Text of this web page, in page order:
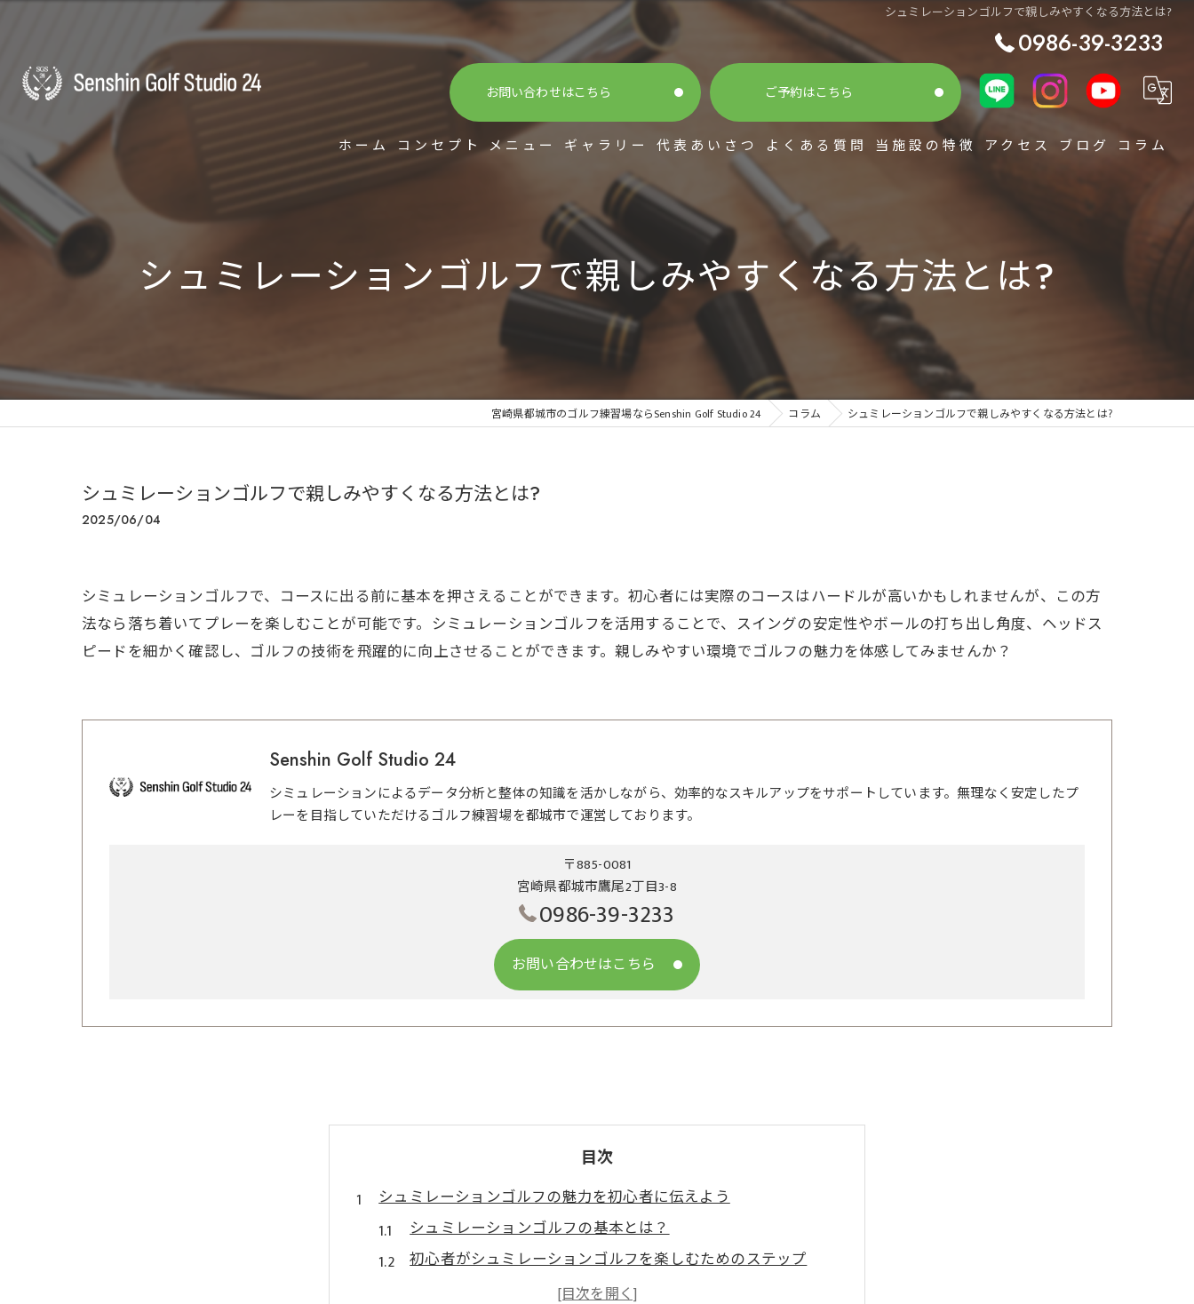
シュミレーションゴルフで親しみやすくなる方法とは?
0986-39-3233
お問い合わせはこちら ご予約はこちら
ホーム コンセプト メニュー ギャラリー 代表あいさつ よくある質問 当施設の特徴
初心者
レッスン
アクセス ブログ コラム
シュミレーションゴルフで親しみやすくなる方法とは?
宮崎県都城市のゴルフ練習場ならSenshin Golf Studio 24 コラム シュミレーションゴルフで親しみやすくなる方法とは?
シュミレーションゴルフで親しみやすくなる方法とは?
2025/06/04
シミュレーションゴルフで、コースに出る前に基本を押さえることができます。初心者には実際のコースはハードルが高いかもしれませんが、この方
法なら落ち着いてプレーを楽しむことが可能です。シミュレーションゴルフを活用することで、スイングの安定性やボールの打ち出し角度、ヘッドス
ピードを細かく確認し、ゴルフの技術を飛躍的に向上させることができます。親しみやすい環境でゴルフの魅力を体感してみませんか？
Senshin Golf Studio 24
シミュレーションによるデータ分析と整体の知識を活かしながら、効率的なスキルアップをサポートしています。無理なく安定したプ
レーを目指していただけるゴルフ練習場を都城市で運営しております。
〒885-0081
宮崎県都城市鷹尾2丁目3-8
0986-39-3233
お問い合わせはこちら
目次
シュミレーションゴルフの魅力を初心者に伝えよう
シュミレーションゴルフの基本とは？
初心者がシュミレーションゴルフを楽しむためのステップ
シュミレーションゴルフの利点とその効果